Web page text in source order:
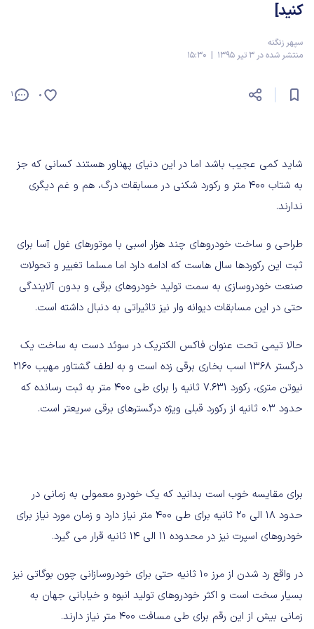
کنید]
سپهر زنگنه
منتشر شده در 3 تیر 1395 | 15:30
1 0
شاید کمی عجیب باشد اما در این دنیای پهناور هستند کسانی که جز
به شتاب 400 متر و رکورد شکنی در مسابقات درگ، هم و غم دیگری
ندارند.
طراحی و ساخت خودروهای چند هزار اسبی با موتورهای غول آسا برای
ثبت این رکوردها سال هاست که ادامه دارد اما مسلما تغییر و تحولات
صنعت خودروسازی به سمت تولید خودروهای برقی و بدون آلایندگی
حتی در این مسابقات دیوانه وار نیز تاثیراتی به دنبال داشته است.
حالا تیمی تحت عنوان فاکس الکتریک در سوئد دست به ساخت یک
درگستر 1368 اسب بخاری برقی زده است و به لطف گشتاور مهیب 2160
نیوتن متری، رکورد 7.631 ثانیه را برای طی 400 متر به ثبت رسانده که
حدود 0.3 ثانیه از رکورد قبلی ویژه درگسترهای برقی سریعتر است.
برای مقایسه خوب است بدانید که یک خودرو معمولی به زمانی در
حدود 18 الی 20 ثانیه برای طی 400 متر نیاز دارد و زمان مورد نیاز برای
خودروهای اسپرت نیز در محدوده 11 الی 14 ثانیه قرار می گیرد.
در واقع رد شدن از مرز 10 ثانیه حتی برای خودروسازانی چون بوگاتی نیز
بسیار سخت است و اکثر خودروهای تولید انبوه و خیابانی جهان به
زمانی بیش از این رقم برای طی مسافت 400 متر نیاز دارند.